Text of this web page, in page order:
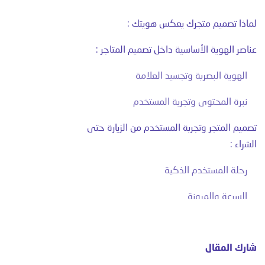
لماذا تصميم متجرك يعكس هويتك :
عناصر الهوية الأساسية داخل تصميم المتاجر :
الهوية البصرية وتجسيد العلامة
نبرة المحتوى وتجربة المستخدم
تصميم المتجر وتجربة المستخدم من الزيارة حتى
الشراء :
رحلة المستخدم الذكية
السرعة والمرونة
كيف تختار أفضل منصة لعمل متجر الكتروني
شارك المقال